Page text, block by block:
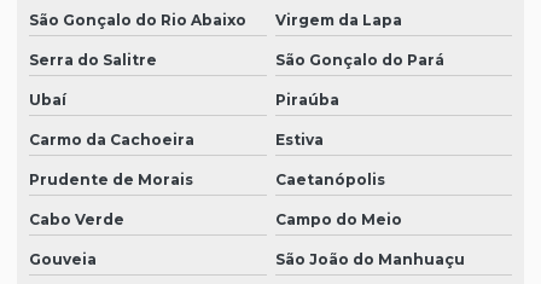
São Gonçalo do Rio Abaixo Virgem da Lapa
Serra do Salitre São Gonçalo do Pará
Ubaí Piraúba
Carmo da Cachoeira Estiva
Prudente de Morais Caetanópolis
Cabo Verde Campo do Meio
Gouveia São João do Manhuaçu